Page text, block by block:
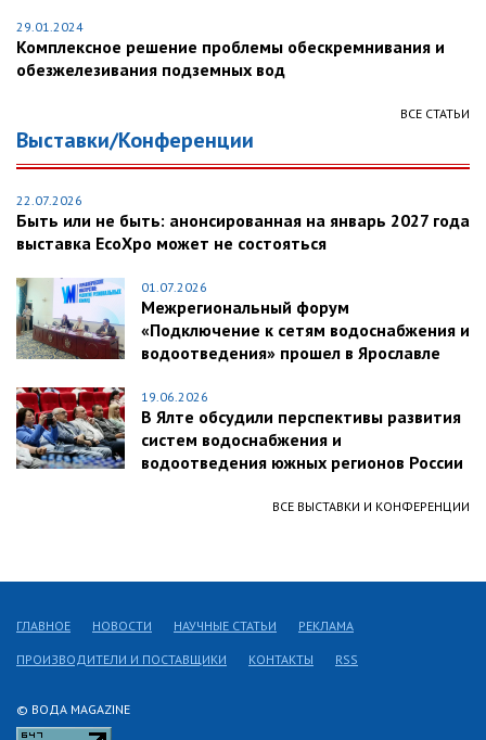
29.01.2024
Комплексное решение проблемы обескремнивания и
обезжелезивания подземных вод
ВСЕ СТАТЬИ
Выставки/Конференции
22.07.2026
Быть или не быть: анонсированная на январь 2027 года
выставка EcoXpo может не состояться
01.07.2026
Межрегиональный форум
«Подключение к сетям водоснабжения и
водоотведения» прошел в Ярославле
19.06.2026
В Ялте обсудили перспективы развития
систем водоснабжения и
водоотведения южных регионов России
ВСЕ ВЫСТАВКИ И КОНФЕРЕНЦИИ
© ВОДА MAGAZINE
ГЛАВНОЕ НОВОСТИ НАУЧНЫЕ СТАТЬИ РЕКЛАМА
ПРОИЗВОДИТЕЛИ И ПОСТАВЩИКИ КОНТАКТЫ RSS